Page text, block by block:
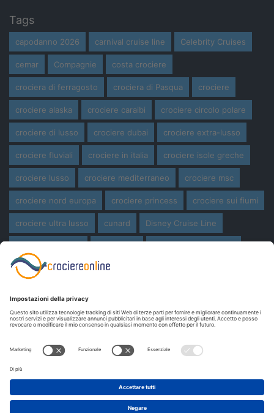
Tags
capodanno 2026 carnival cruise line Celebrity Cruises
cemar Compagnie costa crociere
crociera di ferragosto crociera di Pasqua crociere
crociere alaska crociere caraibi crociere circolo polare
crociere di lusso crociere dubai crociere extra-lusso
crociere fluviali crociere in italia crociere isole greche
crociere lusso crociere mediterraneo crociere msc
crociere nord europa crociere princess crociere sui fiumi
crociere ultra lusso cunard Disney Cruise Line
giro del mondo miami
oceania cruises Pasqua Pasqua in crociera
Silversea viaggio di nozze